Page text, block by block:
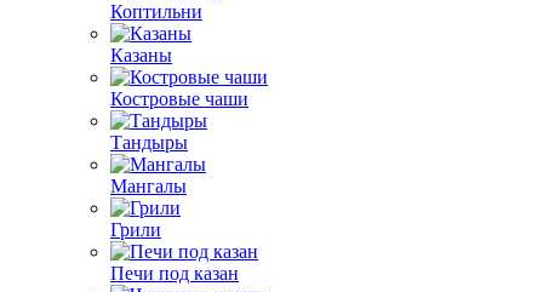
Коптильни
Казаны
Костровые чаши
Тандыры
Мангалы
Грили
Печи под казан